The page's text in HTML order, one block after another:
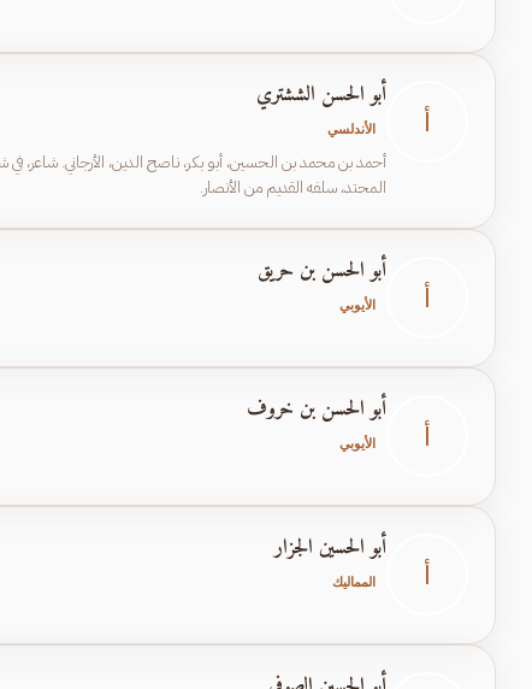
أ
أبو الحسن الششتري
الأندلسي
أحمد بن محمد بن الحسين، أبو بكر، ناصح الدين، الأرجاني. شاعر،
المحتد، سلفه القديم من الأنصار.
أ
أبو الحسن بن حريق
الأيوبي
أ
أبو الحسن بن خروف
الأيوبي
أ
أبو الحسين الجزار
المماليك